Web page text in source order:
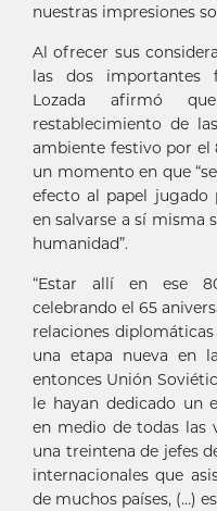
nuestras impresiones
Al ofrecer sus
las dos importantes
Lozada afirmó
restablecimiento de
ambiente festivo por el
un momento en que
efecto al papel jugado
en salvarse a sí misma
humanidad”.
“Estar allí en ese
celebrando el 65
relaciones
una etapa nueva en
entonces Unión
le hayan dedicado un
en medio de todas las
una treintena de jefes
internacionales que
de muchos países, (…)